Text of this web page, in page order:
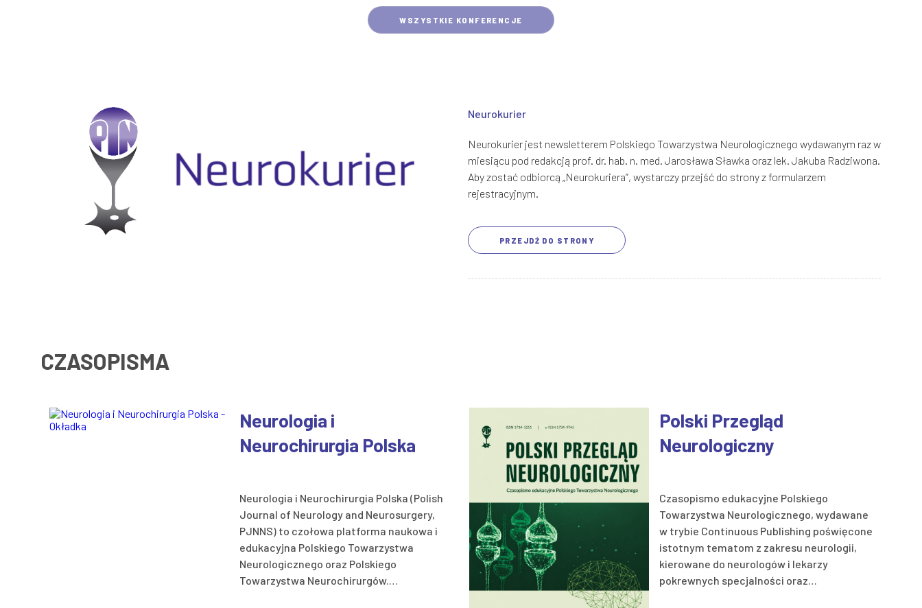
WSZYSTKIE KONFERENCJE
Neurokurier
Neurokurier jest newsletterem Polskiego Towarzystwa Neurologicznego wydawanym raz w
miesiącu pod redakcją prof. dr. hab. n. med. Jarosława Sławka oraz lek. Jakuba Radziwona.
Aby zostać odbiorcą „Neurokuriera”, wystarczy przejść do strony z formularzem
rejestracyjnym.
PRZEJDŹ DO STRONY
CZASOPISMA
Neurologia i
Neurochirurgia Polska
Neurologia i Neurochirurgia Polska (Polish
Journal of Neurology and Neurosurgery,
PJNNS) to czołowa platforma naukowa i
edukacyjna Polskiego Towarzystwa
Neurologicznego oraz Polskiego
Towarzystwa Neurochirurgów.…
Polski Przegląd
Neurologiczny
Czasopismo edukacyjne Polskiego
Towarzystwa Neurologicznego, wydawane
w trybie Continuous Publishing poświęcone
istotnym tematom z zakresu neurologii,
kierowane do neurologów i lekarzy
pokrewnych specjalności oraz…